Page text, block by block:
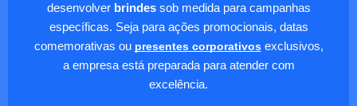
desenvolver brindessob medida para campanhas
específicas. Seja para ações promocionais, datas
comemorativas ou presentes corporativosexclusivos,
a empresa está preparada para atender com
excelência.